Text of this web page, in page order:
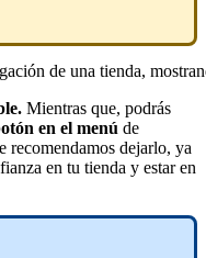
Mientras que, podrás
en el menú de
recomendamos dejarlo, ya
en tu tienda y estar en